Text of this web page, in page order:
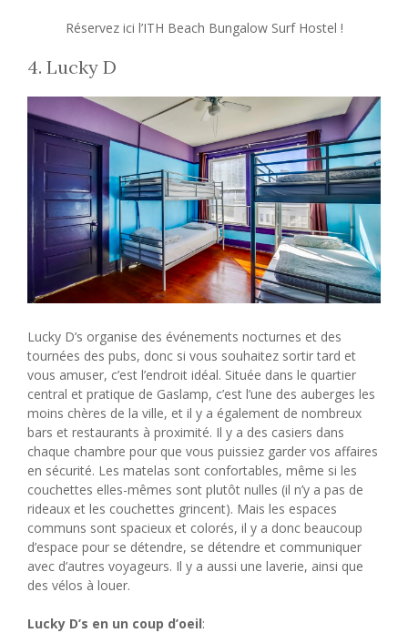
Réservez ici l’ITH Beach Bungalow Surf Hostel !
4. Lucky D
Lucky D’s organise des événements nocturnes et des
tournées des pubs, donc si vous souhaitez sortir tard et
vous amuser, c’est l’endroit idéal. Située dans le quartier
central et pratique de Gaslamp, c’est l’une des auberges les
moins chères de la ville, et il y a également de nombreux
bars et restaurants à proximité. Il y a des casiers dans
chaque chambre pour que vous puissiez garder vos affaires
en sécurité. Les matelas sont confortables, même si les
couchettes elles-mêmes sont plutôt nulles (il n’y a pas de
rideaux et les couchettes grincent). Mais les espaces
communs sont spacieux et colorés, il y a donc beaucoup
d’espace pour se détendre, se détendre et communiquer
avec d’autres voyageurs. Il y a aussi une laverie, ainsi que
des vélos à louer.
Lucky D’s en un coup d’oeil: